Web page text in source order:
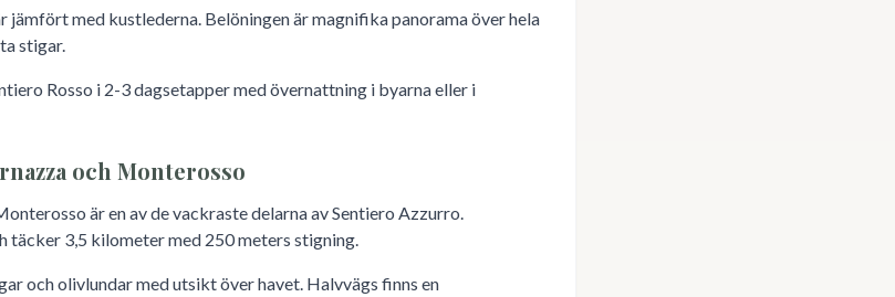
jämfört med kustlederna. Belöningen är magnifika panorama över hela
stigar.
Rosso i 2-3 dagsetapper med övernattning i byarna eller i
och Monterosso
är en av de vackraste delarna av Sentiero Azzurro.
täcker 3,5 kilometer med 250 meters stigning.
och olivlundar med utsikt över havet. Halvvägs finns en